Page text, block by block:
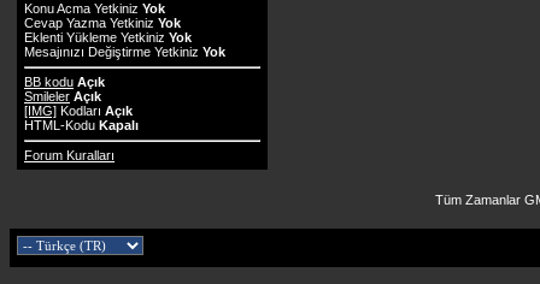
Konu Acma Yetkiniz Yok
Cevap Yazma Yetkiniz Yok
Eklenti Yükleme Yetkiniz Yok
Mesajınızı Değiştirme Yetkiniz Yok
BB kodu Açık
Smileler Açık
[IMG] Kodları Açık
HTML-Kodu Kapalı
Forum Kuralları
Tüm Zamanlar